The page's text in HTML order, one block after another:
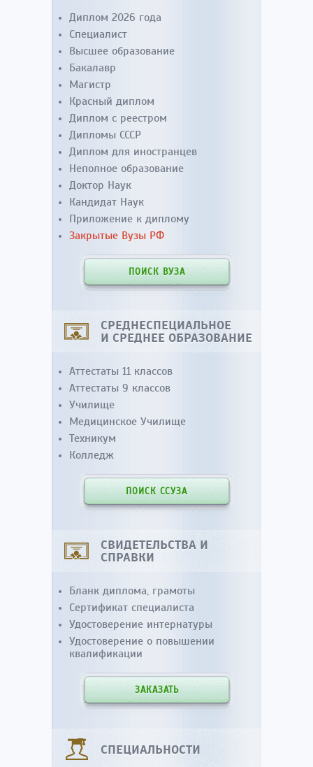
Диплом 2026 года
Специалист
Высшее образование
Бакалавр
Магистр
Красный диплом
Диплом с реестром
Дипломы СССР
Диплом для иностранцев
Неполное образование
Доктор Наук
Кандидат Наук
Приложение к диплому
Закрытые Вузы РФ
ПОИСК ВУЗА
СРЕДНЕСПЕЦИАЛЬНОЕ
И СРЕДНЕЕ ОБРАЗОВАНИЕ
Аттестаты 11 классов
Аттестаты 9 классов
Училище
Медицинское Училище
Техникум
Колледж
ПОИСК ССУЗА
СВИДЕТЕЛЬСТВА И
СПРАВКИ
Бланк диплома, грамоты
Сертификат специалиста
Удостоверение интернатуры
Удостоверение о повышении
квалификации
ЗАКАЗАТЬ
СПЕЦИАЛЬНОСТИ